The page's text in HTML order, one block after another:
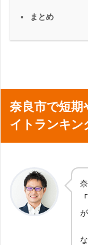
まとめ
奈良市で短期
イトランキン